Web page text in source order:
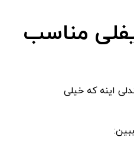
مناسب
اینه که خیلی